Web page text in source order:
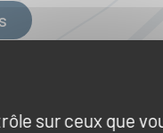
sur ceux que